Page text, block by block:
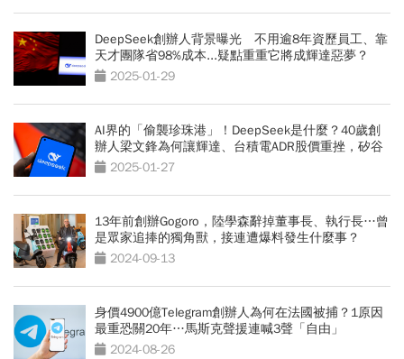
DeepSeek創辦人背景曝光 不用逾8年資歷員工、靠
天才團隊省98%成本...疑點重重它將成輝達惡夢？
2025-01-29
AI界的「偷襲珍珠港」！DeepSeek是什麼？40歲創
辦人梁文鋒為何讓輝達、台積電ADR股價重挫，矽谷
大佬害怕？
2025-01-27
13年前創辦Gogoro，陸學森辭掉董事長、執行長…曾
是眾家追捧的獨角獸，接連遭爆料發生什麼事？
2024-09-13
身價4900億Telegram創辦人為何在法國被捕？1原因
最重恐關20年…馬斯克聲援連喊3聲「自由」
2024-08-26